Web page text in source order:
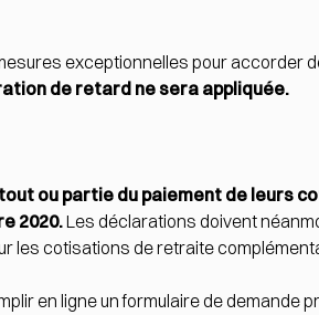
exceptionnelles pour accorder
de retard ne sera appliquée.
ou partie du paiement de leurs
2020.Les déclarations doivent
les cotisations de retraite
en ligne unformulaire de demande